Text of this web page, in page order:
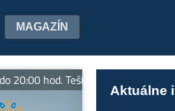
MAGAZÍN
Tešíme sa na Vašu
Aktuálne